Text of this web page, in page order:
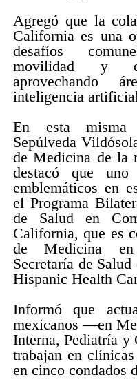
Agregó que la
California es una
desafíos
movilidad y
aprovechando
inteligencia
En esta misma
Sepúlveda
de Medicina de la
destacó que
emblemáticos en
el Programa
de Salud en
California, que es
de Medicina
Secretaría de
Hispanic Health
Informó que
mexicanos —en
Interna, Pediatría
trabajan en
en cinco condados